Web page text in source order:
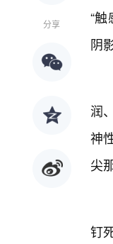
分享
“
阴
润
神
尖
钉